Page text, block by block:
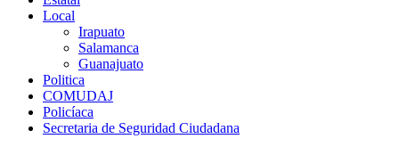
Local
Irapuato
Salamanca
Guanajuato
Politica
COMUDAJ
Policíaca
Secretaria de Seguridad Ciudadana